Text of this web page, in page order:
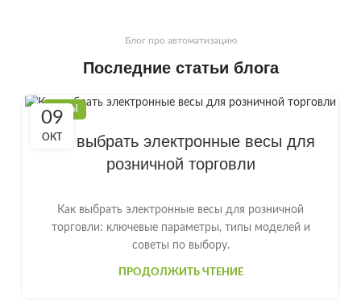
Блог про автоматизацию
Последние статьи блога
09
ОКТ
ВЕСЫ
Как выбрать электронные весы для
розничной торговли
Как выбрать электронные весы для розничной
торговли: ключевые параметры, типы моделей и
советы по выбору.
ПРОДОЛЖИТЬ ЧТЕНИЕ